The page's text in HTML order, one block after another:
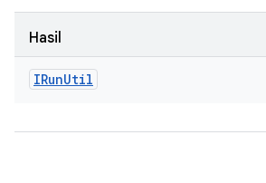
Hasil
IRunUtil